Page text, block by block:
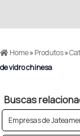
Home»Produtos»
de vidro chinesa
Buscas
Empresas de